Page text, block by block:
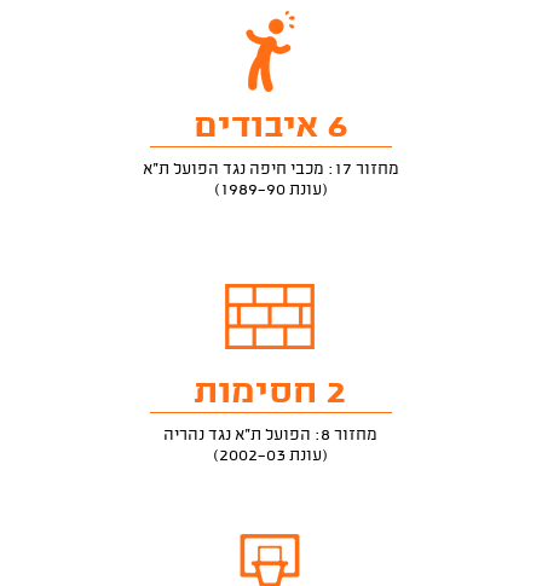
6 איבודים
מחזור 17: מכבי חיפה נגד הפועל ת"א
(עונת 1989-90)
2 חסימות
מחזור 8: הפועל ת"א נגד נהריה
(עונת 2002-03)